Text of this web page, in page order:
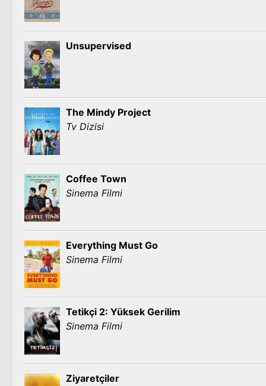
Unsupervised
The Mindy Project
Tv Dizisi
Coffee Town
Sinema Filmi
Everything Must Go
Sinema Filmi
Tetikçi 2: Yüksek Gerilim
Sinema Filmi
Ziyaretçiler